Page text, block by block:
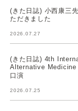
(きた日誌) 小西康三
ただきました
2026.07.27
(きた日誌) 4th
Alternative Medicine
口演
2026.07.25